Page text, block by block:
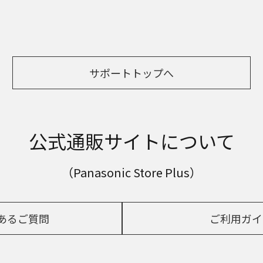
サポートトップへ
公式通販サイトについて
（Panasonic Store Plus）
るご質問 ご利用ガ